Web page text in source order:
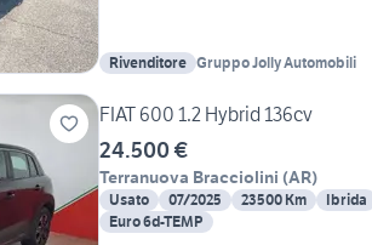
Rivenditore Gruppo Jolly Automobili
FIAT 600 1.2 Hybrid 136cv
24.500 €
Terranuova Bracciolini (AR)
Usato 07/2025 23500 Km Ibrida
Euro 6d-TEMP